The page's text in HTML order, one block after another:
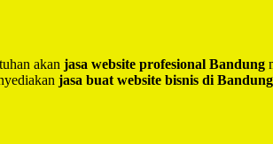
akan jasa website profesional Bandung
jasa buat website bisnis di Bandung